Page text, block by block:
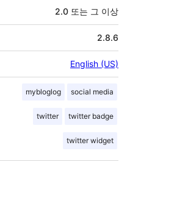
2.0 또는 그 이상
2.8.6
English (US)
mybloglog social media
twitter twitter badge
twitter widget